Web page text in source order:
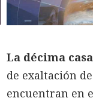
La décima
de exaltación
encuentran en